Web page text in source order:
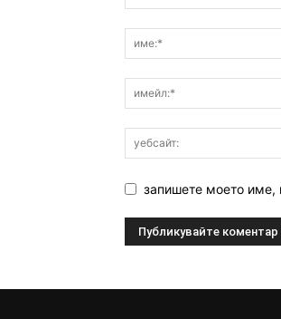
запишете моето име,